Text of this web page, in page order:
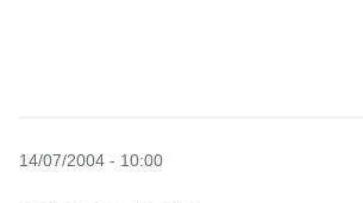
14/07/2004 - 10:00